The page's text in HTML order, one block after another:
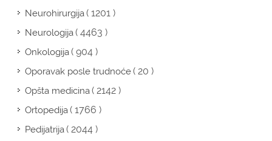
Neurohirurgija( 1201 )
Neurologija( 4463 )
Onkologija( 904 )
Oporavak posle trudnoće( 20 )
Opšta medicina( 2142 )
Ortopedija( 1766 )
Pedijatrija( 2044 )